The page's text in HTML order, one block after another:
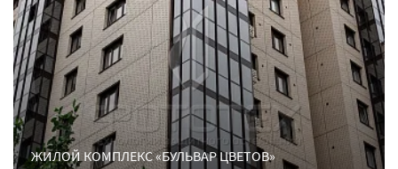
ЖИЛОЙ КОМПЛЕКС «БУЛЬВАР ЦВЕТОВ»